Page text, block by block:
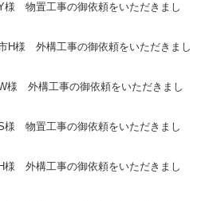
様 物置工事の御依頼をいただきまし
H様 外構工事の御依頼をいただきまし
様 外構工事の御依頼をいただきまし
様 物置工事の御依頼をいただきまし
様 外構工事の御依頼をいただきまし